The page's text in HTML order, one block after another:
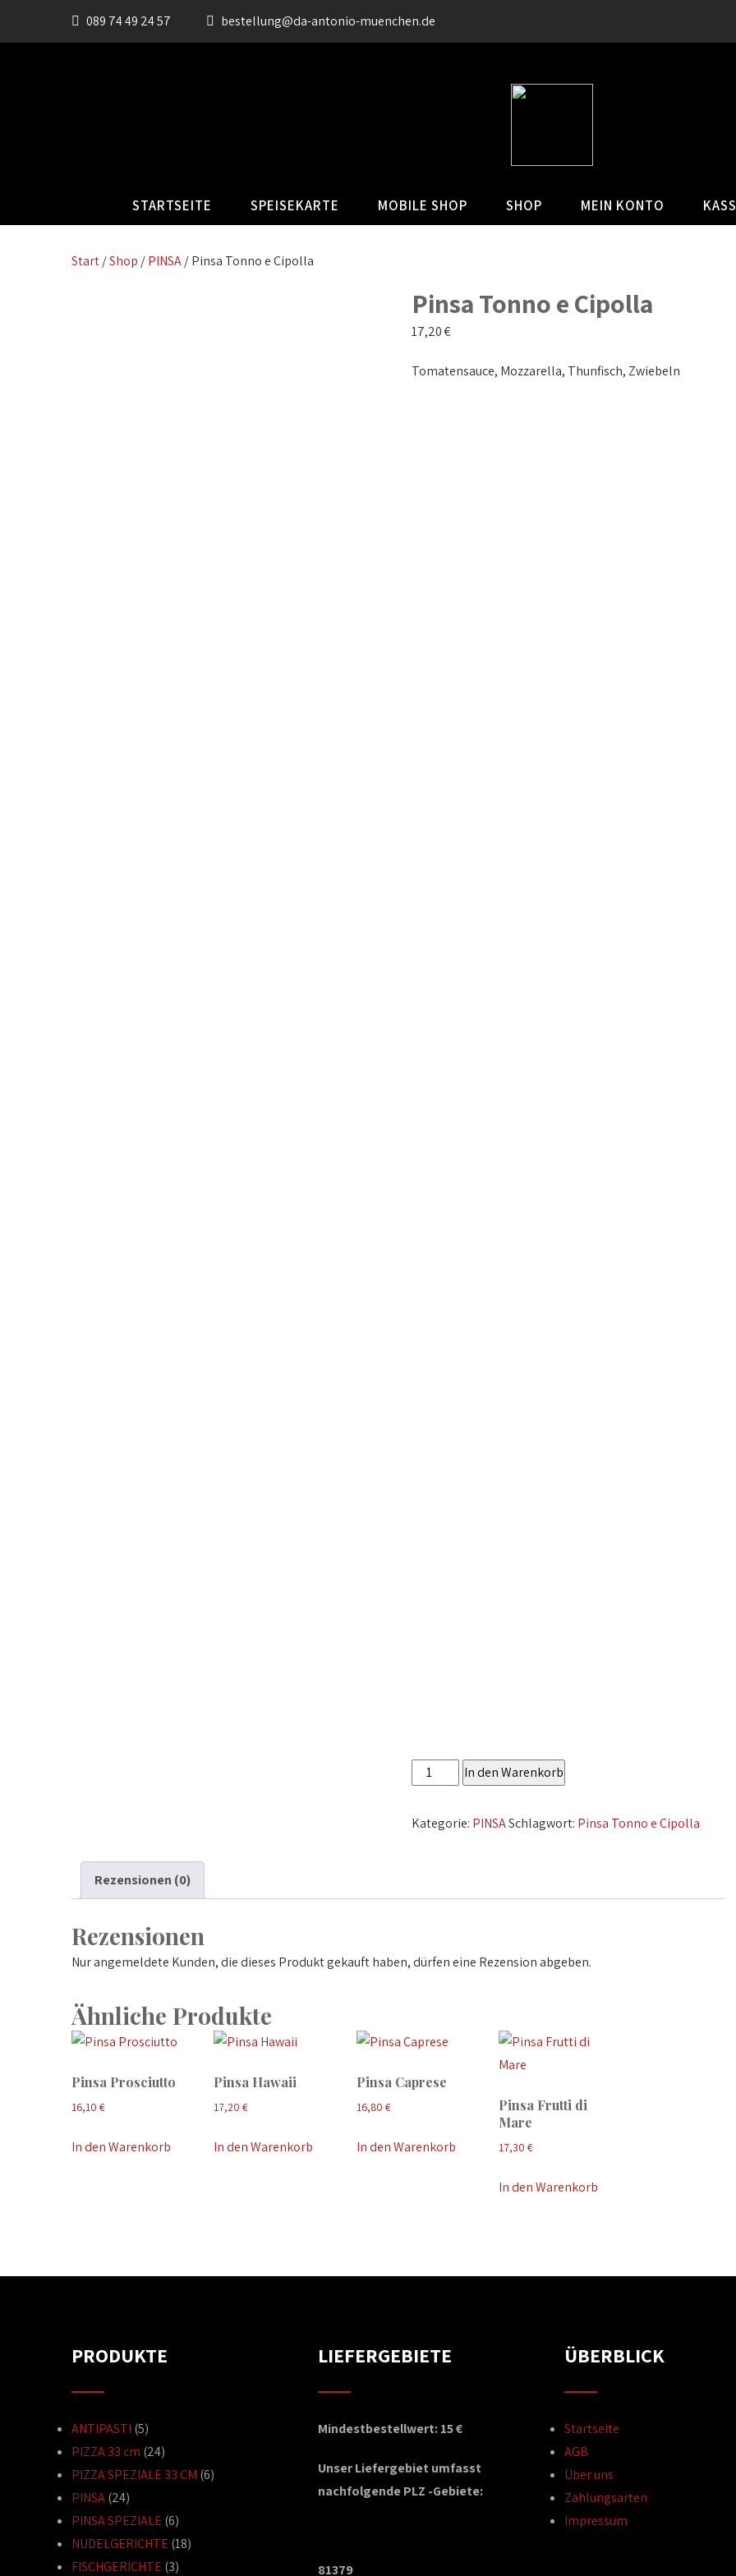
089 74 49 24 57 bestellung@da-antonio-muenchen.de
STARTSEITE SPEISEKARTE MOBILE SHOP SHOP MEIN KONTO
Start/Shop /PINSA/ Pinsa Tonno e Cipolla
Pinsa Tonno e Cipolla
17,20€
Tomatensauce, Mozzarella, Thunfisch, Zwiebeln
Pinsa
e
In den Warenkorb
Kategorie: PINSASchlagwort: Pinsa Tonno e Cipolla
Rezensionen (0)
Rezensionen
Nur angemeldete Kunden, die dieses Produkt gekauft haben, dürfen eine Rezension abgeben.
Ähnliche Produkte
Pinsa Prosciutto
16,10 €
In den Warenkorb
Pinsa Hawaii
17,20€
In den Warenkorb
Pinsa Caprese
16,80 €
In den Warenkorb
Pinsa Frutti di
Mare
17,30€
In den Warenkorb
PRODUKTE
ANTIPASTI (5)
PIZZA 33 cm (24)
PIZZA SPEZIALE 33 CM (6)
PINSA(24)
PINSA SPEZIALE (6)
NUDELGERICHTE (18)
FISCHGERICHTE (3)
LIEFERGEBIETE
Mindestbestellwert: 15 €
Unser Liefergebiet umfasst
nachfolgende PLZ -Gebiete:
81379
ÜBERBLICK
Startseite
AGB
Über uns
Zahlungsarten
Impressum